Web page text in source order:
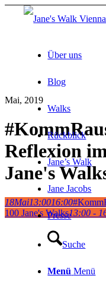
Über uns
Blog
Walks
Rückblick
Jane’s Walk
Jane Jacobs
Presse
Suche
Menü Menü
Mai, 2019
Reflexion
Jane's
18Mai13:0016:00
100 Jane's Walks13:00 -